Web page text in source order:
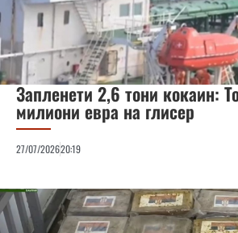
Запленети 2,6 тони кокаин:
милиони евра на глисер
27/07/202620:19